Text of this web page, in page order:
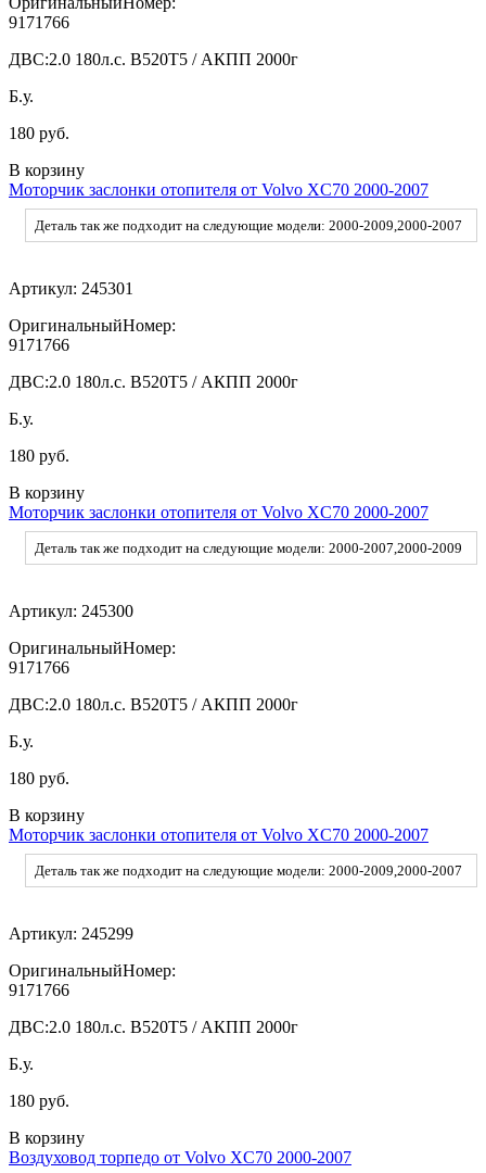
9171766
ДВС:2.0 180л.c. B520T5 / АКПП 2000г
Б.у.
180 руб.
В корзину
Моторчик заслонки отопителя от Volvo XC70 2000-2007
Деталь так же подходит на следующие модели: 2000-2009,2000-2007
Артикул: 245301
ОригинальныйНомер:
9171766
ДВС:2.0 180л.c. B520T5 / АКПП 2000г
Б.у.
180 руб.
В корзину
Моторчик заслонки отопителя от Volvo XC70 2000-2007
Деталь так же подходит на следующие модели: 2000-2007,2000-2009
Артикул: 245300
ОригинальныйНомер:
9171766
ДВС:2.0 180л.c. B520T5 / АКПП 2000г
Б.у.
180 руб.
В корзину
Моторчик заслонки отопителя от Volvo XC70 2000-2007
Деталь так же подходит на следующие модели: 2000-2009,2000-2007
Артикул: 245299
ОригинальныйНомер:
9171766
ДВС:2.0 180л.c. B520T5 / АКПП 2000г
Б.у.
180 руб.
В корзину
Воздуховод торпедо от Volvo XC70 2000-2007